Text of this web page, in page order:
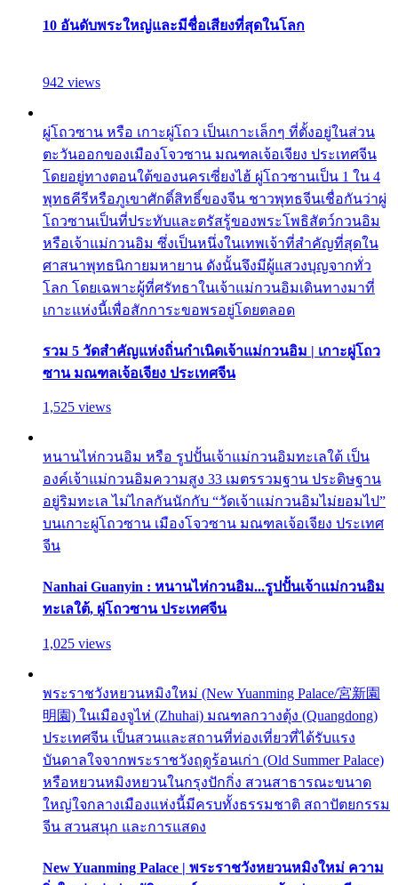
10 อันดับพระใหญ่และมีชื่อเสียงที่สุดในโลก
942 views
ผู่โถวซาน หรือ เกาะผู่โถว เป็นเกาะเล็กๆ ที่ตั้งอยู่ในส่วน
ตะวันออกของเมืองโจวซาน มณฑลเจ้อเจียง ประเทศจีน
โดยอยู่ทางตอนใต้ของนครเซี่ยงไฮ้ ผู่โถวซานเป็น 1 ใน 4
พุทธคีรีหรือภูเขาศักดิ์สิทธิ์ของจีน ชาวพุทธจีนเชื่อกันว่าผู่
โถวซานเป็นที่ประทับและตรัสรู้ของพระโพธิสัตว์กวนอิม
หรือเจ้าแม่กวนอิม ซึ่งเป็นหนึ่งในเทพเจ้าที่สำคัญที่สุดใน
ศาสนาพุทธนิกายมหายาน ดังนั้นจึงมีผู้แสวงบุญจากทั่ว
โลก โดยเฉพาะผู้ที่ศรัทธาในเจ้าแม่กวนอิมเดินทางมาที่
เกาะแห่งนี้เพื่อสักการะขอพรอยู่โดยตลอด
รวม 5 วัดสำคัญแห่งถิ่นกำเนิดเจ้าแม่กวนอิม | เกาะผู่โถว
ซาน มณฑลเจ้อเจียง ประเทศจีน
1,525 views
หนานไห่กวนอิม หรือ รูปปั้นเจ้าแม่กวนอิมทะเลใต้ เป็น
องค์เจ้าแม่กวนอิมความสูง 33 เมตรรวมฐาน ประดิษฐาน
อยู่ริมทะเล ไม่ไกลกันนักกับ “วัดเจ้าแม่กวนอิมไม่ยอมไป”
บนเกาะผู่โถวซาน เมืองโจวซาน มณฑลเจ้อเจียง ประเทศ
จีน
Nanhai Guanyin : หนานไห่กวนอิม...รูปปั้นเจ้าแม่กวนอิม
ทะเลใต้, ผู่โถวซาน ประเทศจีน
1,025 views
พระราชวังหยวนหมิงใหม่ (New Yuanming Palace/宮新園
明園) ในเมืองจูไห่ (Zhuhai) มณฑลกวางตุ้ง (Quangdong)
ประเทศจีน เป็นสวนและสถานที่ท่องเที่ยวที่ได้รับแรง
บันดาลใจจากพระราชวังฤดูร้อนเก่า (Old Summer Palace)
หรือหยวนหมิงหยวนในกรุงปักกิ่ง สวนสาธารณะขนาด
ใหญ่ใจกลางเมืองแห่งนี้มีครบทั้งธรรมชาติ สถาปัตยกรรม
จีน สวนสนุก และการแสดง
New Yuanming Palace | พระราชวังหยวนหมิงใหม่ ความ